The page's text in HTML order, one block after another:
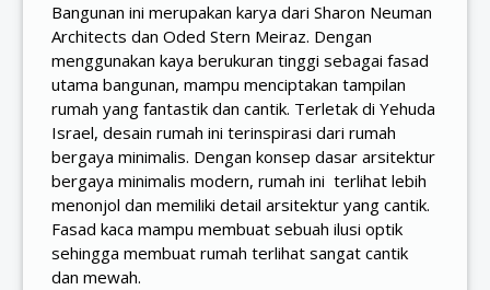
Bangunan ini merupakan karya dari Sharon Neuman
Architects dan Oded Stern Meiraz. Dengan
menggunakan kaya berukuran tinggi sebagai fasad
utama bangunan, mampu menciptakan tampilan
rumah yang fantastik dan cantik. Terletak di Yehuda
Israel, desain rumah ini terinspirasi dari rumah
bergaya minimalis. Dengan konsep dasar arsitektur
bergaya minimalis modern, rumah ini terlihat lebih
menonjol dan memiliki detail arsitektur yang cantik.
Fasad kaca mampu membuat sebuah ilusi optik
sehingga membuat rumah terlihat sangat cantik
dan mewah.